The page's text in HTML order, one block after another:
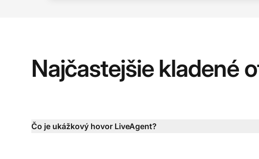
Najčastejšie kladené
Čo je ukážkový hovor LiveAgent?